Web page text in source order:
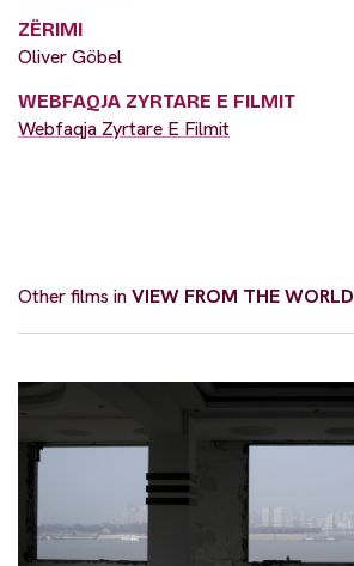
ZËRIMI
Oliver Göbel
WEBFAQJA ZYRTARE E FILMIT
Webfaqja Zyrtare E Filmit
Other films inVIEW FROM THE WORLD